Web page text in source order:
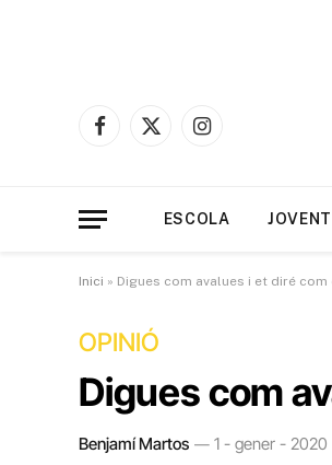
Facebook
X
Instagram
ESCOLA
Inici » Digues com avalues i et diré com
OPINIÓ
Digues com
Benjamí Martos 1 - gener - 2020